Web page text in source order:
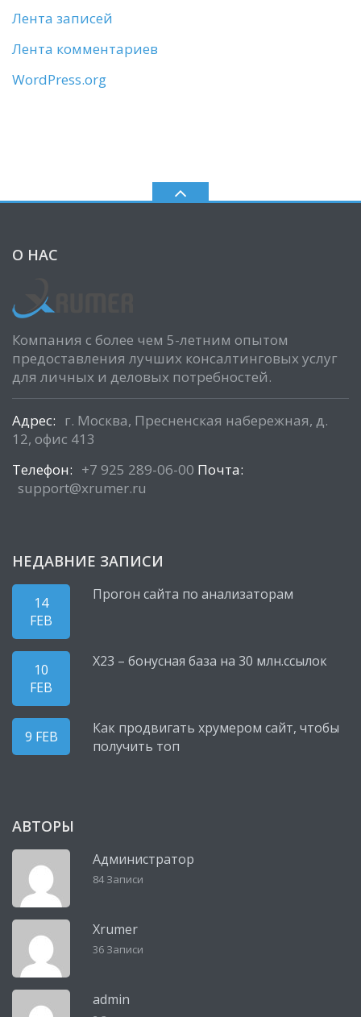
Лента записей
Лента комментариев
WordPress.org
О НАС
Компания с более чем 5-летним опытом
предоставления лучших консалтинговых услуг
для личных и деловых потребностей.
Адрес: г. Москва, Пресненская набережная, д.
12, офис 413
Телефон: +7 925 289-06-00 Почта:
support@xrumer.ru
НЕДАВНИЕ ЗАПИСИ
14
FEB
Прогон сайта по анализаторам
10
FEB
X23 – бонусная база на 30 млн.ссылок
9 FEB
Как продвигать хрумером сайт, чтобы
получить топ
АВТОРЫ
Администратор
84 Записи
Xrumer
36 Записи
admin